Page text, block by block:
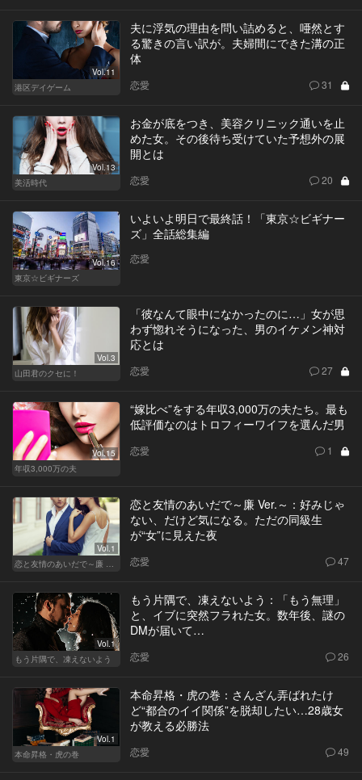
Vol.11
港区デイゲーム
夫に浮気の理由を問い詰めると、唖然とす
る驚きの言い訳が。夫婦間にできた溝の正
体
恋愛 31
Vol.13
美活時代
お金が底をつき、美容クリニック通いを止
めた女。その後待ち受けていた予想外の展
開とは
恋愛 20
Vol.16
東京☆ビギナーズ
いよいよ明日で最終話！「東京☆ビギナー
ズ」全話総集編
恋愛
Vol.3
山田君のクセに！
「彼なんて眼中になかったのに…」女が思
わず惚れそうになった、男のイケメン神対
応とは
恋愛 27
Vol.15
年収3,000万の夫
“嫁比べ”をする年収3,000万の夫たち。最も
低評価なのはトロフィーワイフを選んだ男
恋愛 1
Vol.1
恋と友情のあいだで～廉 Ver.～：好みじゃ
ない、だけど気になる。ただの同級生
が“女”に見えた夜
恋愛 47
Vol.1
もう片隅で、凍えないよう
もう片隅で、凍えないよう：「もう無理」
と、イブに突然フラれた女。数年後、謎の
DMが届いて…
恋愛 26
Vol.1
本命昇格・虎の巻
本命昇格・虎の巻：さんざん弄ばれたけ
ど“都合のイイ関係”を脱却したい…28歳女
が教える必勝法
恋愛 49